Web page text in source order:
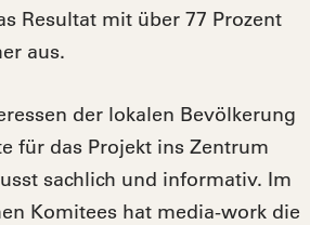
Resultat mit über 77 Prozent
aus.
der lokalen Bevölkerung
für das Projekt ins Zentrum
sachlich und informativ. Im
Komitees hat media-work die